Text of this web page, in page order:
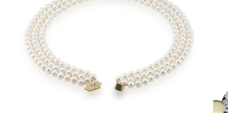
Mistique Love
Zásnubné prstne z kolekcie Mistique Love.